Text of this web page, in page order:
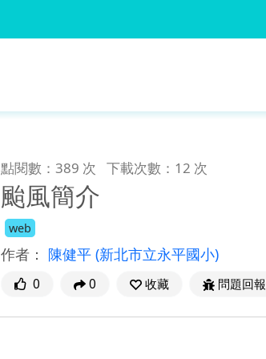
點閱數：389 次 下載次數：12 次
颱風簡介
web
作者： 陳健平 (新北市立永平國小)
0 0 收藏 問題回報